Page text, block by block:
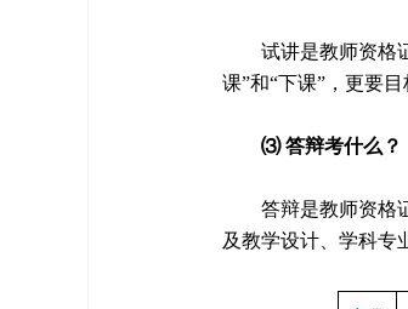
试讲是教师资格
课”和“下课”，更要
⑶ 答辩考什么？
答辩是教师资格
及教学设计、学科专